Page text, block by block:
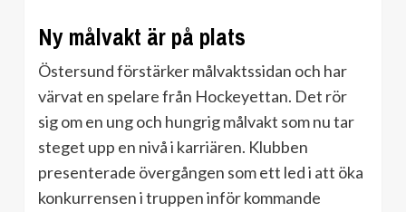
Ny målvakt är på plats
Östersund förstärker målvaktssidan och har
värvat en spelare från Hockeyettan. Det rör
sig om en ung och hungrig målvakt som nu tar
steget upp en nivå i karriären. Klubben
presenterade övergången som ett led i att öka
konkurrensen i truppen inför kommande